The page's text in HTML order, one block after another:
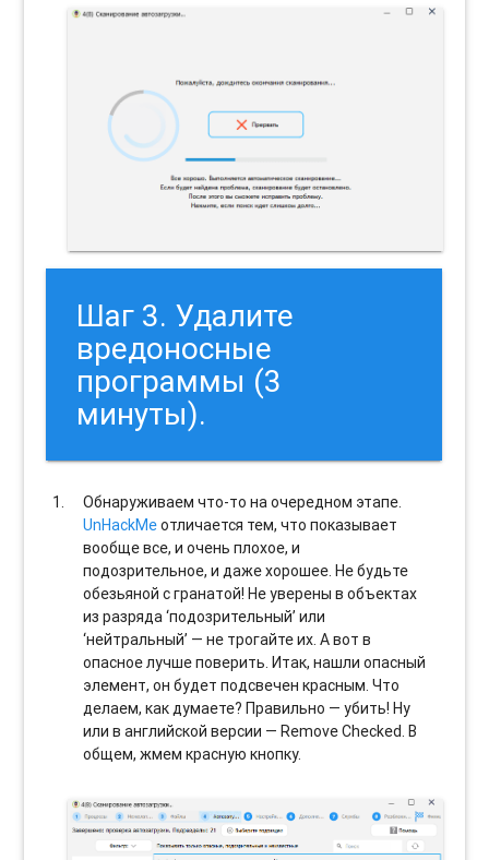
Шаг 3. Удалите
вредоносные
программы (3
минуты).
Обнаруживаем что-то на очередном этапе.
UnHackMeотличается тем, что показывает
вообще все, и очень плохое, и
подозрительное, и даже хорошее. Не будьте
обезьяной с гранатой! Не уверены в объектах
из разряда ‘подозрительный’ или
‘нейтральный’ — не трогайте их. А вот в
опасное лучше поверить. Итак, нашли опасный
элемент, он будет подсвечен красным. Что
делаем, как думаете? Правильно — убить! Ну
или в английской версии — Remove Checked. В
общем, жмем красную кнопку.